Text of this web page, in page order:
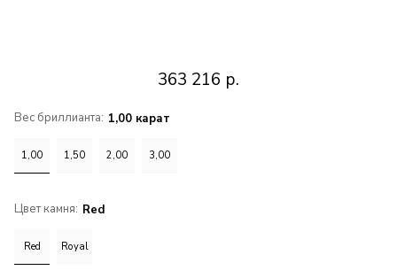
363 216 р.
Вес бриллианта: 1,00 карат
1,00 1,50 2,00 3,00
Цвет камня: Red
Red Royal